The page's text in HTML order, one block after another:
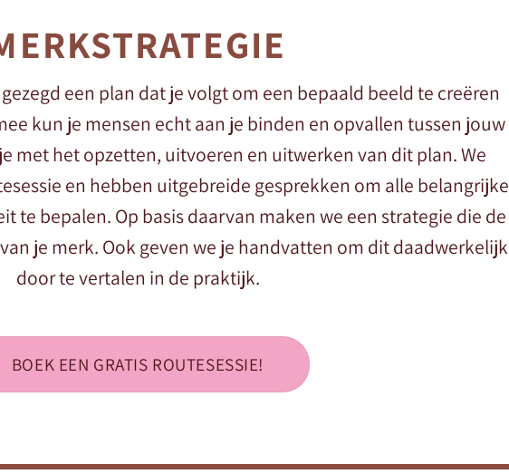
een plan dat je volgt om een bepaald beeld te creëren
kun je mensen echt aan je binden en opvallen tussen jouw
met het opzetten, uitvoeren en uitwerken van dit plan. We
en hebben uitgebreide gesprekken om alle belangrijke
te bepalen. Op basis daarvan maken we een strategie die de
je merk. Ook geven we je handvatten om dit daadwerkelijk
door te vertalen in de praktijk.
BOEK EEN GRATIS ROUTESESSIE!